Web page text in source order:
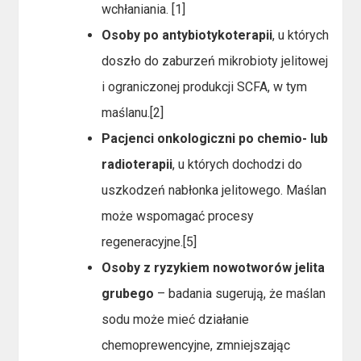
wchłaniania. [1]
Osoby po antybiotykoterapii, u których
doszło do zaburzeń mikrobioty jelitowej
i ograniczonej produkcji SCFA, w tym
maślanu.[2]
Pacjenci onkologiczni po chemio- lub
radioterapii, u których dochodzi do
uszkodzeń nabłonka jelitowego. Maślan
może wspomagać procesy
regeneracyjne.[5]
Osoby z ryzykiem nowotworów jelita
grubego – badania sugerują, że maślan
sodu może mieć działanie
chemoprewencyjne, zmniejszając